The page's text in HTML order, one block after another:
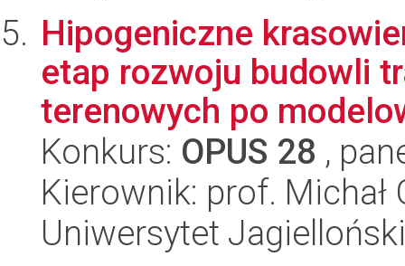
Hipogeniczne
etap rozwoju budowli
terenowych po
Konkurs: OPUS 28 ,
Kierownik: prof. Michał
Uniwersytet Jagielloński